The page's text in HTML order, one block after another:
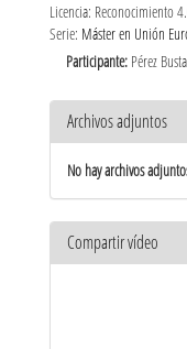
Licencia: Reconocimiento
Serie: Máster en Unión
Participante: Pérez
Archivos adjuntos
No hay archivos
Compartir vídeo